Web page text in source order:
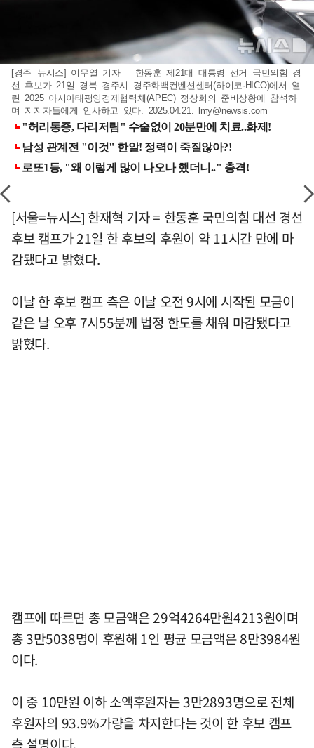
[경주=뉴시스] 이무열 기자 = 한동훈 제21대 대통령 선거 국민의힘 경
선 후보가 21일 경북 경주시 경주화백컨벤션센터(하이코·HICO)에서 열
린 2025 아시아태평양경제협력체(APEC) 정상회의 준비상황에 참석하
며 지지자들에게 인사하고 있다. 2025.04.21.
lmy@newsis.com
[서울=뉴시스] 한재혁 기자 = 한동훈 국민의힘 대선 경선
후보 캠프가 21일 한 후보의 후원이 약 11시간 만에 마
감됐다고 밝혔다.
이날 한 후보 캠프 측은 이날 오전 9시에 시작된 모금이
같은 날 오후 7시55분께 법정 한도를 채워 마감됐다고
밝혔다.
캠프에 따르면 총 모금액은 29억4264만원4213원이며
총 3만5038명이 후원해 1인 평균 모금액은 8만3984원
이다.
이 중 10만원 이하 소액후원자는 3만2893명으로 전체
후원자의 93.9%가량을 차지한다는 것이 한 후보 캠프
측 설명이다.